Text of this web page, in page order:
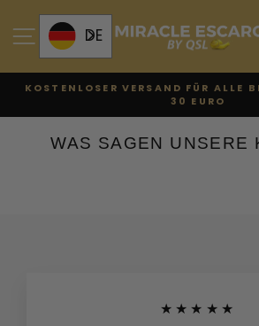
Inhalt
SEITENÜBERSICHT
DE
Diashow
KOSTENLOSER VERSAND FÜR ALLE
30 EURO
WAS SAGEN UNSERE
★★★★★